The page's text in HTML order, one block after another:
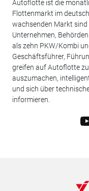
Autoflotte ist die
Flottenmarkt im
wachsenden Markt
Unternehmen,
als zehn PKW/Kombi
Geschäftsführer,
greifen auf Autoflotte
auszumachen,
und sich über
informieren.